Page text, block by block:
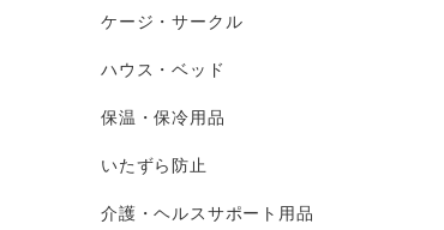
ケージ・サークル
ハウス・ベッド
保温・保冷用品
いたずら防止
介護・ヘルスサポート用品